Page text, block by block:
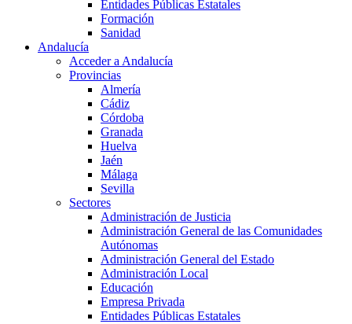
Entidades Públicas Estatales
Formación
Sanidad
Andalucía
Acceder a Andalucía
Provincias
Almería
Cádiz
Córdoba
Granada
Huelva
Jaén
Málaga
Sevilla
Sectores
Administración de Justicia
Administración General de las Comunidades
Autónomas
Administración General del Estado
Administración Local
Educación
Empresa Privada
Entidades Públicas Estatales